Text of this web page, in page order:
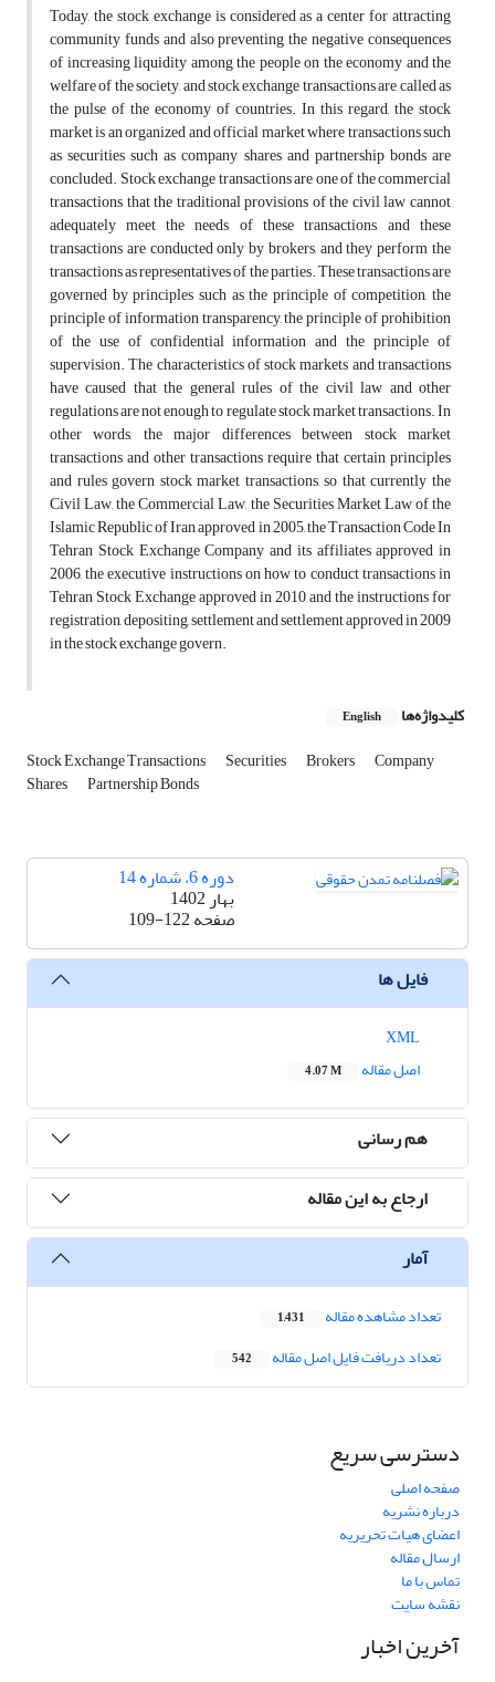
Today, the stock exchange is considered as a center for attracting
community funds and also preventing the negative consequences
of increasing liquidity among the people on the economy and the
welfare of the society, and stock exchange transactions are called as
the pulse of the economy of countries. In this regard, the stock
market is an organized and official market where transactions such
as securities such as company shares and partnership bonds are
concluded. Stock exchange transactions are one of the commercial
transactions that the traditional provisions of the civil law cannot
adequately meet the needs of these transactions, and these
transactions are conducted only by brokers, and they perform the
transactions as representatives of the parties. These transactions are
governed by principles such as the principle of competition, the
principle of information transparency, the principle of prohibition
of the use of confidential information and the principle of
supervision. The characteristics of stock markets and transactions
have caused that the general rules of the civil law and other
regulations are not enough to regulate stock market transactions. In
other words, the major differences between stock market
transactions and other transactions require that certain principles
and rules govern stock market transactions, so that currently the
Civil Law, the Commercial Law, the Securities Market Law of the
Islamic Republic of Iran approved in 2005, the Transaction Code In
Tehran Stock Exchange Company and its affiliates approved in
2006, the executive instructions on how to conduct transactions in
Tehran Stock Exchange approved in 2010 and the instructions for
registration, depositing, settlement and settlement approved in 2009
in the stock exchange govern.
کلیدواژه‌ها English
Stock Exchange Transactions Securities Brokers Company
Shares Partnership Bonds
دوره 6، شماره 14
بهار 1402
صفحه109-122
فایل ها
اصل مقاله
4.07 M
هم رسانی
ارجاع به این مقاله
آمار
تعداد مشاهده مقاله 1,431
تعداد دریافت فایل اصل مقاله 542
دسترسی سریع
صفحه اصلی
درباره نشریه
اعضای هیات تحریریه
ارسال مقاله
تماس با ما
نقشه سایت
آخرین اخبار